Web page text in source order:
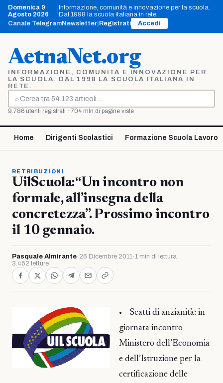
Vai
contenuto
Domenica 9
Agosto 2026
|Informazione, comunità e innovazione per la scuola.
Dal 1998 la scuola italiana in rete.
Canale TelegramNewsletter Registrati Accedi
AetnaNet.org
INFORMAZIONE, COMUNITÀ E INNOVAZIONE PER
LA SCUOLA. DAL 1998 LA SCUOLA ITALIANA IN
RETE.
⌕
Cerca
9.786 utenti registrati · 704 mln di pagine viste
Home Dirigenti Scolastici Formazione Scuola Lavoro
RETRIBUZIONI
UilScuola:“Un incontro non
formale, all’insegna della
concretezza”. Prossimo incontro
il 10 gennaio.
Pasquale Almirante· 26 Dicembre 2011·1 min di lettura·
3.452 letture
• Scatti di anzianità: in
giornata incontro
Ministero dell’Economia
e dell’Istruzione per la
certificazione delle